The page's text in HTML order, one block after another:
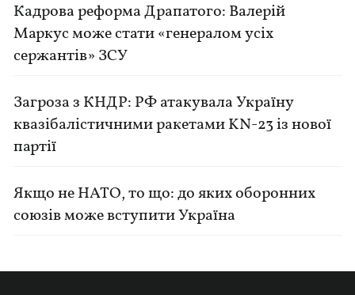
Кадрова реформа Драпатого: Валерій
Маркус може стати «генералом усіх
сержантів» ЗСУ
Загроза з КНДР: РФ атакувала Україну
квазібалістичними ракетами KN-23 із нової
партії
Якщо не НАТО, то що: до яких оборонних
союзів може вступити Україна